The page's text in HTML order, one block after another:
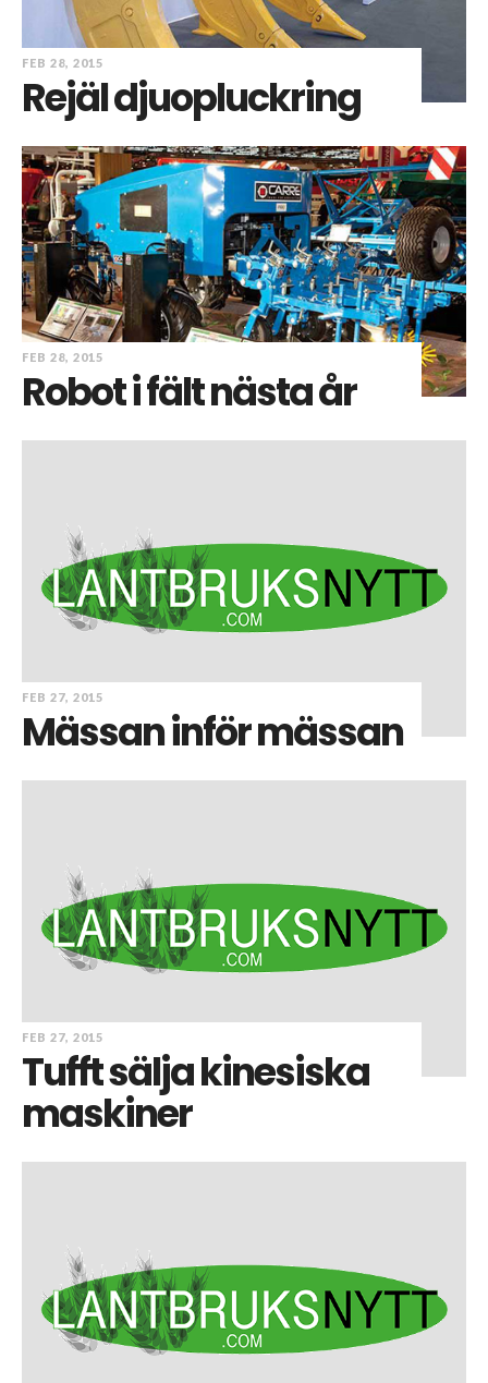
FEB 28, 2015
Rejäl djuopluckring
FEB 28, 2015
Robot i fält nästa år
FEB 27, 2015
Mässan inför mässan
FEB 27, 2015
Tufft sälja kinesiska
maskiner